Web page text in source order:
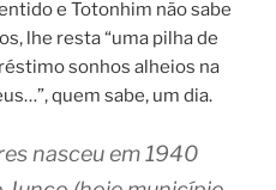
e Totonhim não sabe
lhe resta “uma pilha de
sonhos alheios na
quem sabe, um dia.
nasceu em 1940